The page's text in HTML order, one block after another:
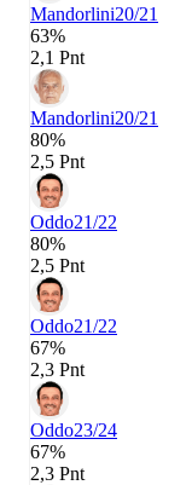
Mandorlini20/21
63%
2,1 Pnt
Mandorlini20/21
80%
2,5 Pnt
Oddo21/22
80%
2,5 Pnt
Oddo21/22
67%
2,3 Pnt
Oddo23/24
67%
2,3 Pnt